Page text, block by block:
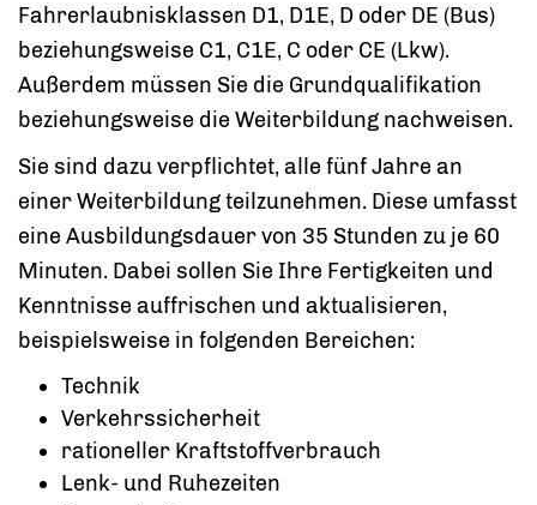
Fahrerlaubnisklassen D1, D1E, D oder DE (Bus)
beziehungsweise C1, C1E, C oder CE (Lkw).
Außerdem müssen Sie die Grundqualifikation
beziehungsweise die Weiterbildung nachweisen.
Sie sind dazu verpflichtet, alle fünf Jahre an
einer Weiterbildung teilzunehmen. Diese umfasst
eine Ausbildungsdauer von 35 Stunden zu je 60
Minuten. Dabei sollen Sie Ihre Fertigkeiten und
Kenntnisse auffrischen und aktualisieren,
beispielsweise in folgenden Bereichen:
Technik
Verkehrssicherheit
rationeller Kraftstoffverbrauch
Lenk- und Ruhezeiten